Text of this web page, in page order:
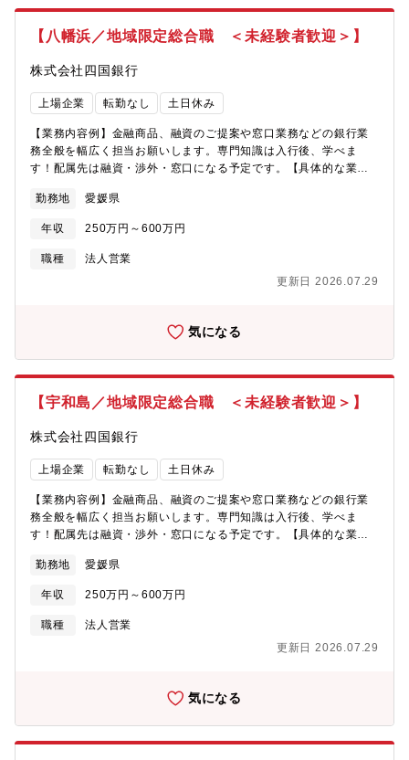
謝やお褒めのお言葉」をいただくことも多くあります。 ・組織内
のコミュニケーションが活発で、チームワークもよく、相談もし
やすい環境で仕事をしていただけます。 【その他職務・職場関連
情報】■勤務時間・休暇・来客・電話受付は17時までとなってお
り、18時前後には退社される方が多いです。・土日、祝日の勤務
は基本的にありません。また、土日、祝日休暇や所定の有給休暇
とは別に、年に2回、5日間連続で休暇取得できる特別連続有給休
暇制度があり（前後土日休暇などを含めると9日間以上連続した休
暇取得が可能）、ほとんどの方がこの制度を利用されています。■
職場・雇用環境：・損害サービス主任は50歳代が中心で、金融関
経験者の方が体系的な研修プログラムを通じて業務を体得されて
で）
【八幡浜／地域限定総合職 ＜未経験者歓迎＞】
株式会社四国銀行
上場企業 転勤なし 土日休み
【業務内容例】金融商品、融資のご提案や窓口業務などの銀行業
務全般を幅広く担当お願いします。専門知識は入行後、学べま
す！配属先は融資・渉外・窓口になる予定です。【具体的な業務
M&A、ビジネスマッチング、相続など・個人向け：資産運用のご
提案、資産継承、相続など
勤務地 愛媛県
年収 250万円～600万円
職種
法人営業
更新日 2026.07.29
気になる
【宇和島／地域限定総合職 ＜未経験者歓迎＞】
株式会社四国銀行
上場企業 転勤なし 土日休み
【業務内容例】金融商品、融資のご提案や窓口業務などの銀行業
務全般を幅広く担当お願いします。専門知識は入行後、学べま
す！配属先は融資・渉外・窓口になる予定です。【具体的な業務
M&A、ビジネスマッチング、相続など・個人向け：資産運用のご
提案、資産継承、相続など
勤務地 愛媛県
年収 250万円～600万円
職種
法人営業
更新日 2026.07.29
気になる